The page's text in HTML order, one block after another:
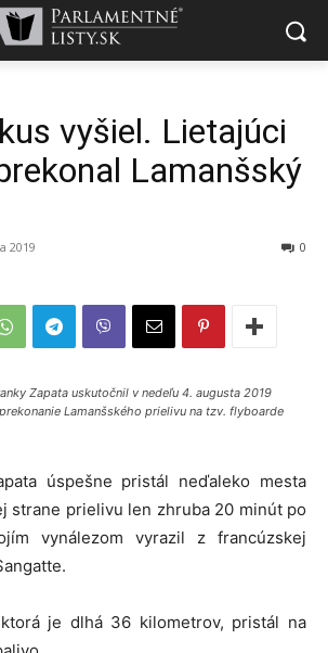
vyšiel. Lietajúci
Lamanšský
2019 0
Zapata uskutočnil v nedeľu 4. augusta 2019
Lamanšského prielivu na tzv. flyboarde
úspešne pristál neďaleko mesta
strane prielivu len zhruba 20 minút po
vynálezom vyrazil z francúzskej
je dlhá 36 kilometrov, pristál na